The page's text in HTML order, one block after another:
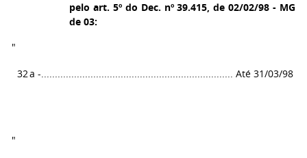
pelo art. 5º do Dec. nº 39.415, de 02/02/98 - MG
de 03:
"
32a -...................................................................... Até 31/03/98
"